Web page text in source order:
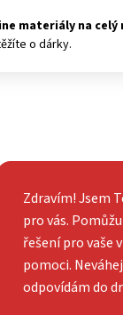
materiály na celý
o dárky.
Zdravím! Jsem
pro vás.
řešení pro vaše
pomoci.
odpovídám do